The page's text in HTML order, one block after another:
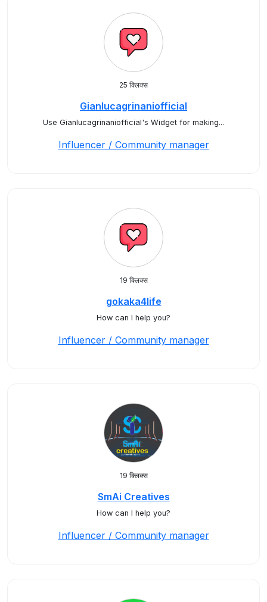
25 क्लिक्स
Gianlucagrinaniofficial
Use Gianlucagrinaniofficial's Widget for making...
Influencer / Community manager
19 क्लिक्स
gokaka4life
How can I help you?
Influencer / Community manager
19 क्लिक्स
SmAi Creatives
How can I help you?
Influencer / Community manager